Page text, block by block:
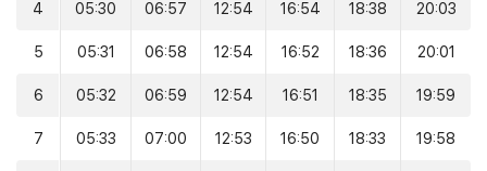
4 05:30 06:57 12:54 16:54 18:38 20:03
5 05:31 06:58 12:54 16:52 18:36 20:01
6 05:32 06:59 12:54 16:51 18:35 19:59
7 05:33 07:00 12:53 16:50 18:33 19:58